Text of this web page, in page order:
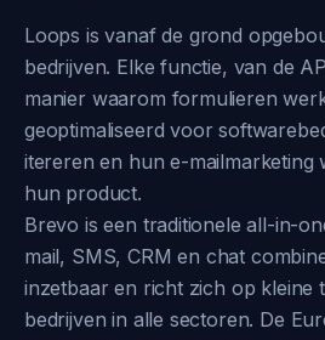
Loops is vanaf de grond
bedrijven. Elke functie, van de
manier waarom formulieren
geoptimaliseerd voor
itereren en hun e-mailmarketing
hun product.
Brevo is een traditionele all-in-
mail, SMS, CRM en chat
inzetbaar en richt zich op kleine
bedrijven in alle sectoren. De